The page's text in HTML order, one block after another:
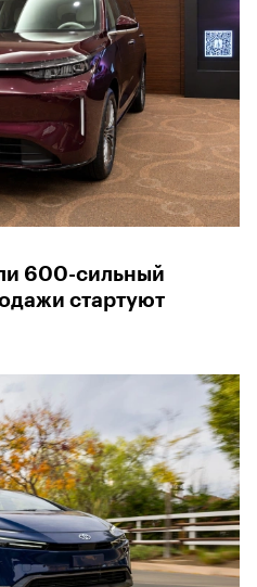
600-сильный
стартуют